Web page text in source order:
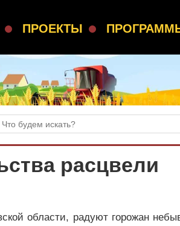
ПРОЕКТЫ
расцвели
области, радуют горожан